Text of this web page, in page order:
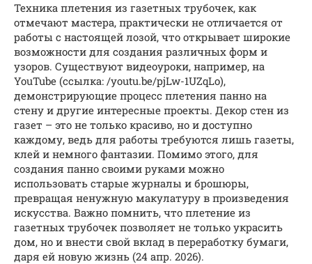
Техника плетения из газетных трубочек, как
отмечают мастера, практически не отличается от
работы с настоящей лозой, что открывает широкие
возможности для создания различных форм и
узоров. Существуют видеоуроки, например, на
YouTube (ссылка: /youtu.be/pjLw-1UZqLo),
демонстрирующие процесс плетения панно на
стену и другие интересные проекты. Декор стен из
газет – это не только красиво, но и доступно
каждому, ведь для работы требуются лишь газеты,
клей и немного фантазии. Помимо этого, для
создания панно своими руками можно
использовать старые журналы и брошюры,
превращая ненужную макулатуру в произведения
искусства. Важно помнить, что плетение из
газетных трубочек позволяет не только украсить
дом, но и внести свой вклад в переработку бумаги,
даря ей новую жизнь (24 апр. 2026).